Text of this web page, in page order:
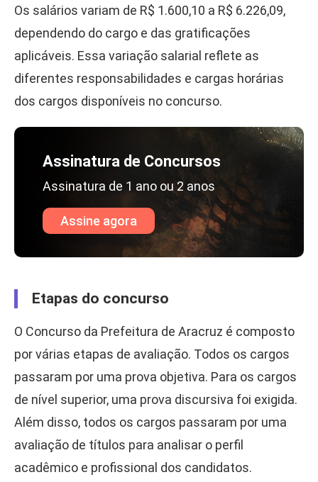
Os salários variam de R$ 1.600,10 a R$ 6.226,09,
dependendo do cargo e das gratificações
aplicáveis. Essa variação salarial reflete as
diferentes responsabilidades e cargas horárias
dos cargos disponíveis no concurso.
Assinatura de Concursos
Assinatura de 1 ano ou 2 anos
Assine agora
Etapas do concurso
O Concurso da Prefeitura de Aracruz é composto
por várias etapas de avaliação. Todos os cargos
passaram por uma prova objetiva. Para os cargos
de nível superior, uma prova discursiva foi exigida.
Além disso, todos os cargos passaram por uma
avaliação de títulos para analisar o perfil
acadêmico e profissional dos candidatos.